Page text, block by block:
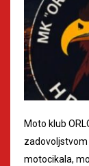
Moto klub
motocikala,